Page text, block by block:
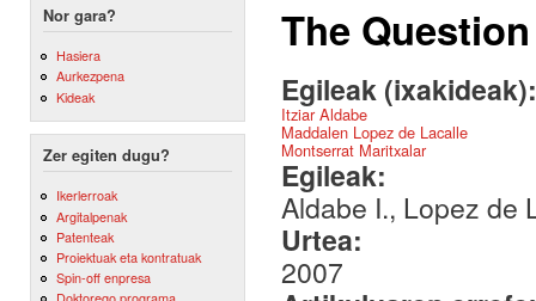
Nor gara?
Hasiera
Aurkezpena
Kideak
Zer egiten dugu?
Ikerlerroak
Argitalpenak
Patenteak
Proiektuak eta kontratuak
Spin-off enpresa
The
Egileak
Itziar Aldabe
Maddalen Lopez de Lacalle
Montserrat Maritxalar
Egileak:
Aldabe I., Lopez de
Urtea:
2007